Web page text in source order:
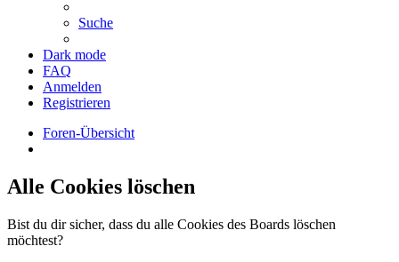
Suche
Dark mode
FAQ
Anmelden
Registrieren
Foren-Übersicht
Alle Cookies löschen
Bist du dir sicher, dass du alle Cookies des Boards löschen
möchtest?